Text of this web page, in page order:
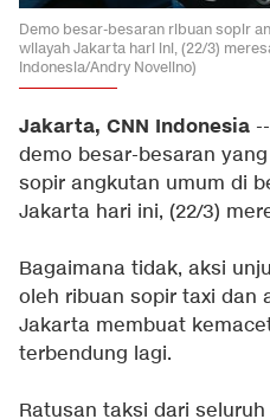
Demo besar-besaran ribuan sopir
wilayah Jakarta hari ini, (22/3)
Indonesia/Andry Novelino)
Jakarta, CNN Indonesia
demo besar-besaran
sopir angkutan umum di
Jakarta hari ini, (22/3)
Bagaimana tidak, aksi
oleh ribuan sopir taxi dan
Jakarta membuat
terbendung lagi.
Ratusan taksi dari